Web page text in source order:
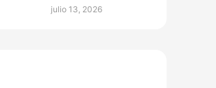
julio 13, 2026